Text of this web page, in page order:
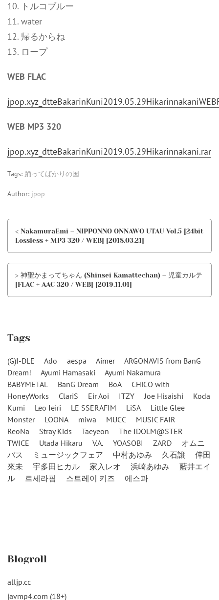
10. トルコブルー
11. water
12. 帰るからね
13. ロープ
WEB FLAC
WEB MP3 320
jpop.xyz_dtteBakarinKuni2019.05.29Hikarinnakani.rar
Tags: 踊ってばかりの国
Author: jpop
< NakamuraEmi – NIPPONNO ONNAWO UTAU Vol.5 [24bit
Lossless + MP3 320 / WEB] [2018.03.21]
> 神聖かまってちゃん (Shinsei Kamattechan) – 児童カルテ
[FLAC + AAC 320 / WEB] [2019.11.01]
Tags
(G)I-DLE Ado aespa Aimer
ARGONAVIS from BanG
Dream!
Ayumi Hamasaki
Ayumi Nakamura
BABYMETAL
BanG Dream BoA
CHiCO with
HoneyWorks
ClariS Eir Aoi ITZY Joe Hisaishi
Koda
Kumi
Leo Ieiri LE SSERAFIM LiSA
Little Glee
Monster
LOONA miwa MUCC
MUSIC FAIR
ReoNa
Stray Kids Taeyeon
The IDOLM@STER
TWICE
Utada Hikaru V.A. YOASOBI ZARD
オムニ
バス
ミュージックフェア 中村あゆみ 久石譲
倖田
來未
宇多田ヒカル 家入レオ 浜崎あゆみ
藍井エイ
ル
르세라핌 스트레이 키즈 에스파
Blogroll
alljp.cc
javmp4.com (18+)